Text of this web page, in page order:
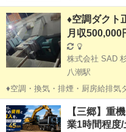
♦空調ダクト
月収500,000
株式会社 SAD
八潮駅
♦空調・換気・排煙・厨房給排気ダクト工事一
ダクト工事一式。 ダクトの吊り
ングモール、店舗、ビル等のテナント工事。 ♦勤
都心で たまに 出張...
埼玉 三郷市 八潮駅 そ
【三郷】重
業1時間程度